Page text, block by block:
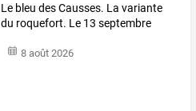
Le bleu des Causses. La variante
du roquefort. Le 13 septembre
8 août 2026